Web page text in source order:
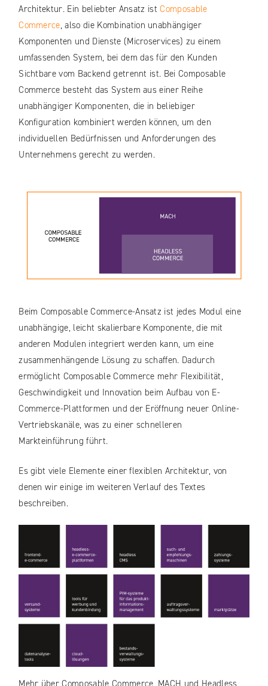
Architektur. Ein beliebter Ansatz istComposable
Commerce, also die Kombination unabhängiger
Komponenten und Dienste (Microservices) zu einem
umfassenden System, bei dem das für den Kunden
Sichtbare vom Backend getrennt ist. Bei Composable
Commerce besteht das System aus einer Reihe
unabhängiger Komponenten, die in beliebiger
Konfiguration kombiniert werden können, um den
individuellen Bedürfnissen und Anforderungen des
Unternehmens gerecht zu werden.
Beim Composable Commerce-Ansatz ist jedes Modul eine
unabhängige, leicht skalierbare Komponente, die mit
anderen Modulen integriert werden kann, um eine
zusammenhängende Lösung zu schaffen. Dadurch
ermöglicht Composable Commerce mehr Flexibilität,
Geschwindigkeit und Innovation beim Aufbau von E-
Commerce-Plattformen und der Eröffnung neuer Online-
Vertriebskanäle, was zu einer schnelleren
Markteinführung führt.
Es gibt viele Elemente einer flexiblen Architektur, von
denen wir einige im weiteren Verlauf des Textes
beschreiben.
Mehr über Composable Commerce, MACH und Headless